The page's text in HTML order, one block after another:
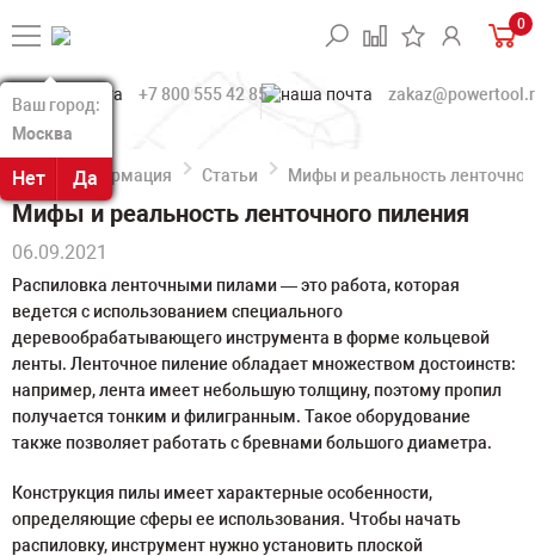
Ваш город:
Москва
Нет Да
Ваш город:
Москва
Нет Да
0
+7 800 555 42 85
Информация Статьи Мифы и реальность
Мифы и реальность ленточного пиления
06.09.2021
Распиловка ленточными пилами — это работа, которая
ведется с использованием специального
деревообрабатывающего инструмента в форме кольцевой
ленты. Ленточное пиление обладает множеством достоинств:
например, лента имеет небольшую толщину, поэтому пропил
получается тонким и филигранным. Такое оборудование
также позволяет работать с бревнами большого диаметра.
Конструкция пилы имеет характерные особенности,
определяющие сферы ее использования. Чтобы начать
распиловку, инструмент нужно установить плоской